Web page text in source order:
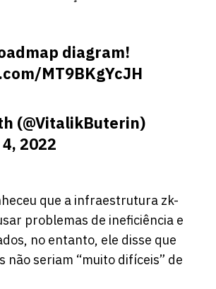
diagram!
MT9BKgYcJH
(@VitalikButerin)
2022
que a infraestrutura zk-
problemas de ineficiência e
no entanto, ele disse que
não seriam “muito difíceis” de